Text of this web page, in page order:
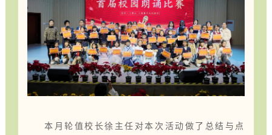
本月轮值校长徐主任对本次活动做了总结与点